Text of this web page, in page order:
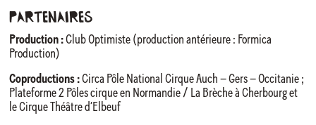
Partenaires
Production :Club Optimiste (production antérieure : Formica
Production)
Coproductions :Circa Pôle National Cirque Auch – Gers – Occitanie ;
Plateforme 2 Pôles cirque en Normandie / La Brèche à Cherbourg et
le Cirque Théâtre d’Elbeuf